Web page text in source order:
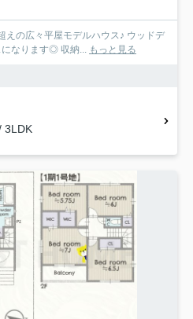
えの広々平屋モデルハウス♪ ウッドデ
になります◎ 収納... もっと見る
3LDK